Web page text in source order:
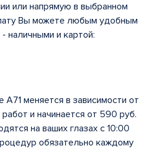
или напрямую в выбранном
Вы можете любым удобным
наличными и картой:
меняется в зависимости от
и начинается от 590 руб.
на ваших глазах с 10:00
обязательно каждому